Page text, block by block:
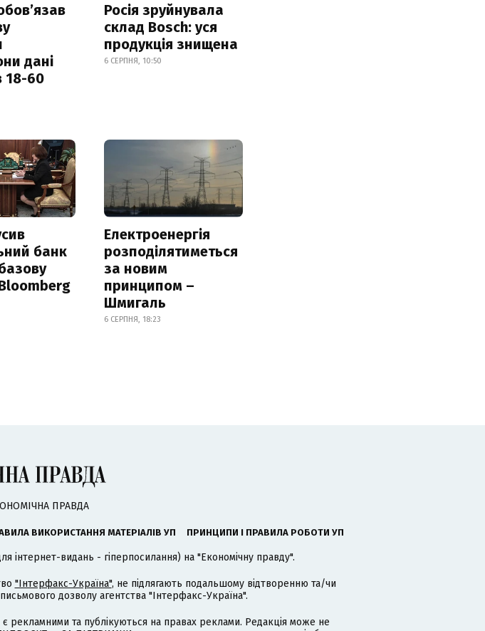
дані
18-60
Росія зруйнувала
склад Bosch: уся
продукція знищена
6 СЕРПНЯ, 10:50
банк
Електроенергія
розподілятиметься
за новим
принципом –
Шмигаль
6 СЕРПНЯ, 18:23
ПРАВДА
ВИКОРИСТАННЯ МАТЕРІАЛІВ УП ПРИНЦИПИ І ПРАВИЛА РОБОТИ УП
інтернет-видань - гіперпосилання) на "Економічну правду".
"Інтерфакс-Україна", не підлягають подальшому відтворенню та/чи
дозволу агентства "Інтерфакс-Україна".
та публікуються на правах реклами. Редакція може не